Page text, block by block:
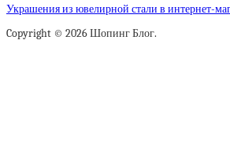
Украшения из ювелирной стали в интернет-
Copyright © 2026 Шопинг Блог.